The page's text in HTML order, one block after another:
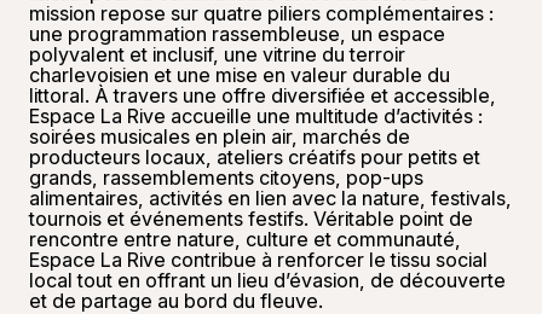
mission repose sur quatre piliers complémentaires :
une programmation rassembleuse, un espace
polyvalent et inclusif, une vitrine du terroir
charlevoisien et une mise en valeur durable du
littoral. À travers une offre diversifiée et accessible,
Espace La Rive accueille une multitude d’activités :
soirées musicales en plein air, marchés de
producteurs locaux, ateliers créatifs pour petits et
grands, rassemblements citoyens, pop-ups
alimentaires, activités en lien avec la nature, festivals,
tournois et événements festifs. Véritable point de
rencontre entre nature, culture et communauté,
Espace La Rive contribue à renforcer le tissu social
local tout en offrant un lieu d’évasion, de découverte
et de partage au bord du fleuve.